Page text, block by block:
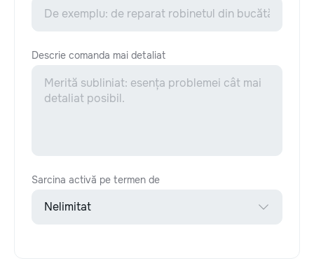
Descrie comanda mai detaliat
Sarcina activă pe termen de